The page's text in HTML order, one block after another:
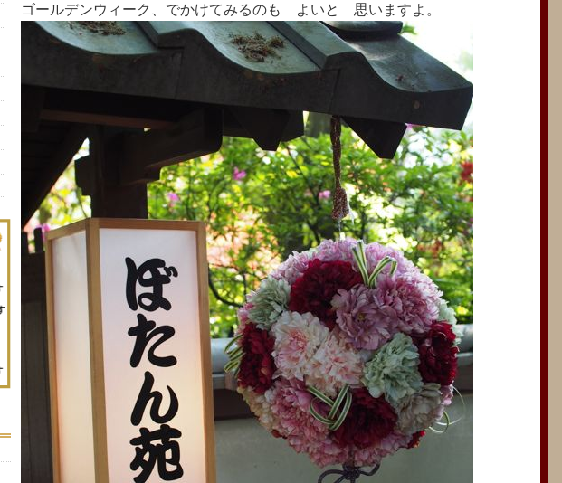
ゴールデンウィーク、でかけてみるのも よいと 思いますよ。